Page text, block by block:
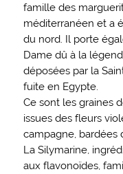
famille des
méditerranéen et a
du nord. Il porte
Dame dû à la
déposées par la
fuite en Egypte.
Ce sont les graines
issues des fleurs
campagne, bardées
La Silymarine,
aux flavonoïdes,